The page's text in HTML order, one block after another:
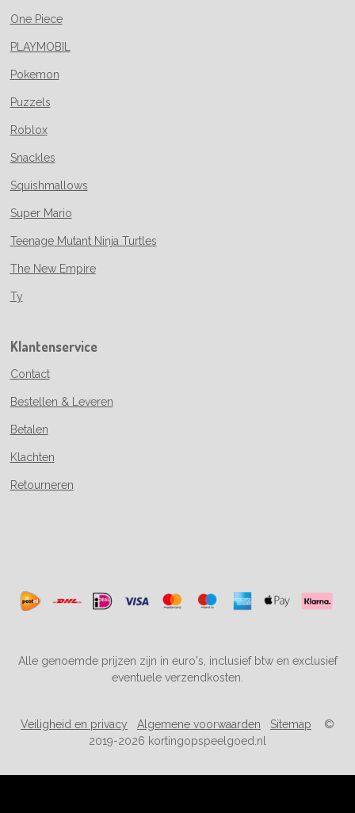
One Piece
PLAYMOBIL
Pokemon
Puzzels
Roblox
Snackles
Squishmallows
Super Mario
Teenage Mutant Ninja Turtles
The New Empire
Ty
Klantenservice
Contact
Bestellen & Leveren
Betalen
Klachten
Retourneren
Alle genoemde prijzen zijn in euro's, inclusief btw en exclusief
eventuele verzendkosten.
Veiligheid en privacy Algemene voorwaarden Sitemap ©
2019-2026 kortingopspeelgoed.nl